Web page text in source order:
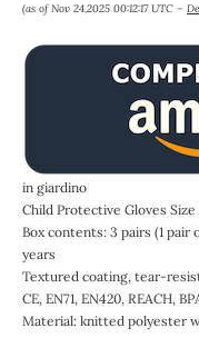
(as of Nov 24,2025 00:12:17 UTC –
in giardino
Child Protective Gloves Size
Box contents: 3 pairs (1 pair
years
Textured coating, tear-
CE, EN71, EN420, REACH,
Material: knitted polyester